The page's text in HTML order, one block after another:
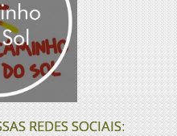
REDES SOCIAIS: